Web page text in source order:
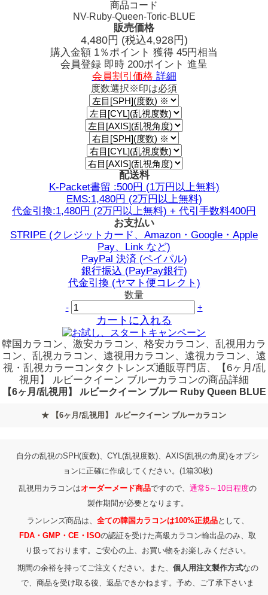
商品コード
NV-Ruby-Queen-Toric-BLUE
販売価格
4,480円 (税込4,928円)
購入金額 1％ポイント 獲得 45円相当
会員登録 即時 200ポイント 進呈
会員割引価格 詳細
度数選択※印は必須
配送料
K-Packet書留 :500円 (1万円以上無料)
EMS:1,480円 (2万円以上無料)
代金引換:1,480円 (2万円以上無料) + 代引手数料400円
お支払い
STRIPE (クレジットカード、Amazon・Google・Apple
Pay、Link など)
PayPal 決済 (ペイパル)
銀行振込 (PayPay銀行)
代金引換 (ヤマト便コレクト)
数量
-
+
カートに入れる
韓国カラコン、激安カラコン、格安カラコン、乱視用カラ
コン、乱視カラコン、遠視用カラコン、遠視カラコン、遠
視・乱視カラーコンタクトレンズ通販専門店、【6ヶ月/乱
視用】 ルビークイーン ブルーカラコンの商品詳細
【6ヶ月/乱視用】 ルビークイーン ブルー Ruby Queen BLUE
★ 【6ヶ月/乱視用】 ルビークイーン ブルーカラコン
自分の乱視のSPH(度数)、CYL(乱視度数)、AXIS(乱視の角度)をオプシ
ョンに正確に作成してください。(1箱30枚)
乱視用カラコンはオーダーメード商品ですので、通常5～10日程度の
製作期間が必要となります。
ランレンズ商品は、 全ての韓国カラコンは100%正規品として、
FDA・GMP・CE・ISOの認証を受けた高級カラコン輸出品のみ、取
り扱っております。ご安心の上、お買い物をお楽しみください。
期間の余裕を持ってご注文ください。また、 個人用注文製作方式なの
で、商品を受け取る後、返品できかねます。予め、ご了承下さいま